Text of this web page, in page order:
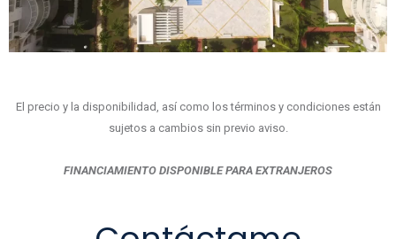
El precio y la disponibilidad, así como los términos y condiciones están
sujetos a cambios sin previo aviso.
FINANCIAMIENTO DISPONIBLE PARA EXTRANJEROS